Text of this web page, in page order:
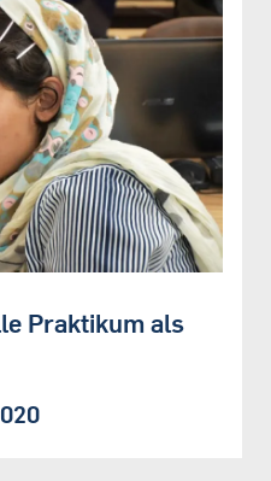
Praktikum als